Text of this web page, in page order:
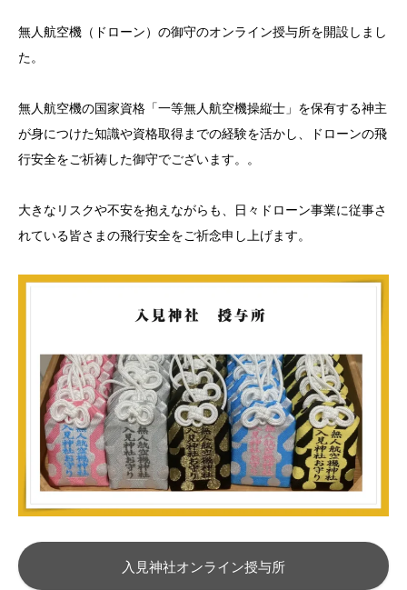
無人航空機（ドローン）の御守のオンライン授与所を開設しまし
た。
無人航空機の国家資格「一等無人航空機操縦士」を保有する神主
が身につけた知識や資格取得までの経験を活かし、ドローンの飛
行安全をご祈祷した御守でございます。。
大きなリスクや不安を抱えながらも、日々ドローン事業に従事さ
れている皆さまの飛行安全をご祈念申し上げます。
入見神社オンライン授与所